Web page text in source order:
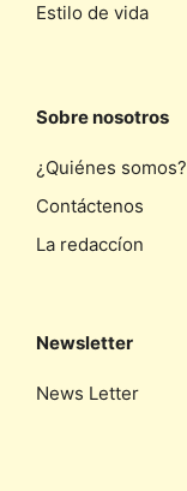
Estilo de vida
Sobre nosotros
¿Quiénes somos?
Contáctenos
La redaccíon
Newsletter
News Letter